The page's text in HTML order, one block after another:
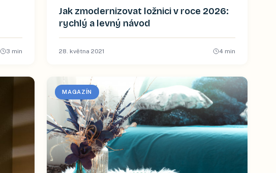
3 min
Jak zmodernizovat ložnici v roce 2026:
rychlý a levný návod
28. května 2021 4min
MAGAZÍN